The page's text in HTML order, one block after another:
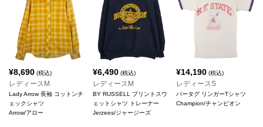
¥8,690 (税込)
レディースM
Lady Arrow 長袖 コットンチ
ェックシャツ
Arrow/アロー
¥6,490(税込)
レディースM
BY RUSSELL プリントスウ
ェットシャツ トレーナー
Jerzees/ジャージーズ
¥14,190 (税込)
レディースS
バータグ リンガーTシャツ
Champion/チャンピオン